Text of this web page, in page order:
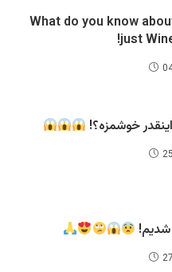
What do you know
just
خوشمزه؟!